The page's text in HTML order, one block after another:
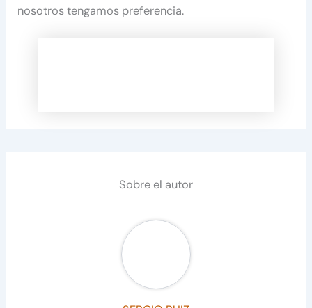
nosotros tengamos preferencia.
Sobre el autor